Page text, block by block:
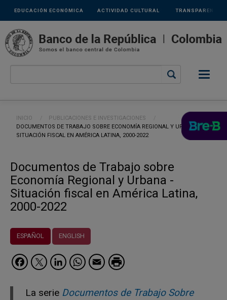
Pasar al contenido principal
Links
secundarios
ACTIVIDAD CULTURAL
EDUCACIÓN ECONÓMICA TRANSPARENCIA
Ruta de navegación
INICIO
PUBLICACIONES E INVESTIGACIONES
CURRENT:
DOCUMENTOS DE TRABAJO SOBRE ECONOMÍA REGIONAL Y URBANA -
SITUACIÓN FISCAL EN AMÉRICA LATINA, 2000-2022
Documentos de Trabajo sobre
Economía Regional y Urbana -
Situación fiscal en América Latina,
2000-2022
ESPAÑOL ENGLISH
Facebook
Twitter
LinkedIn
WhatsApp
Email
La serie Documentos de Trabajo Sobre